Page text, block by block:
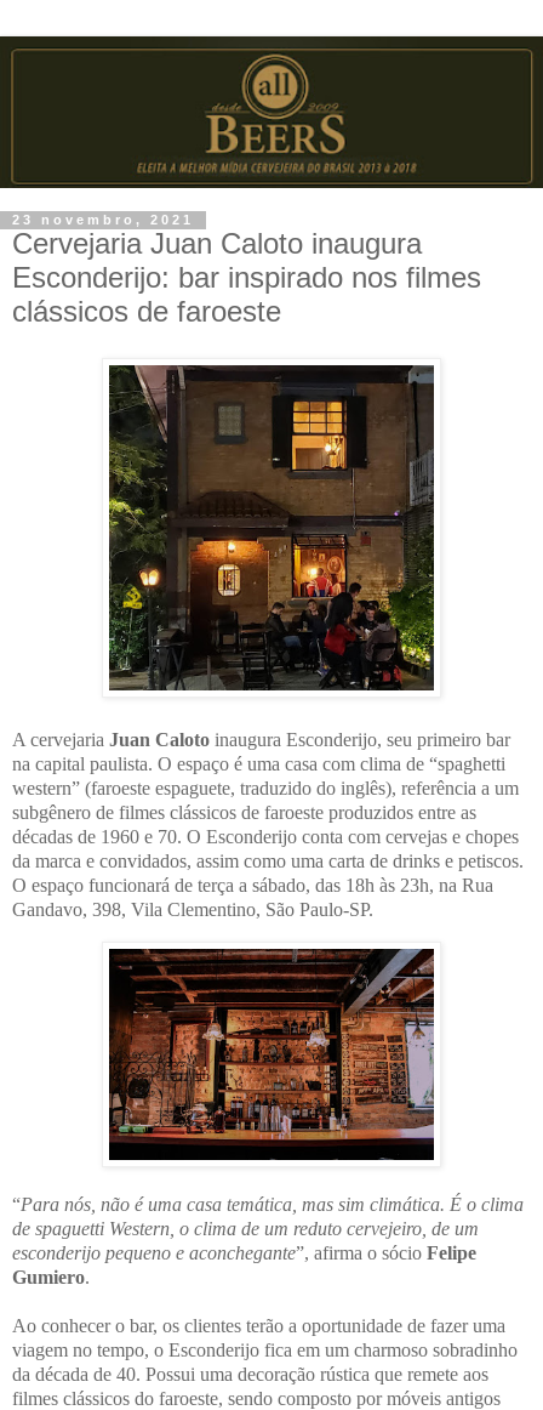
23 novembro, 2021
Cervejaria Juan Caloto inaugura
Esconderijo: bar inspirado nos filmes
clássicos de faroeste
A cervejaria Juan Caloto inaugura Esconderijo, seu primeiro bar
na capital paulista. O espaço é uma casa com clima de “spaghetti
western” (faroeste espaguete, traduzido do inglês), referência a um
subgênero de filmes clássicos de faroeste produzidos entre as
décadas de 1960 e 70. O Esconderijo conta com cervejas e chopes
da marca e convidados, assim como uma carta de drinks e petiscos.
O espaço funcionará de terça a sábado, das 18h às 23h, na Rua
Gandavo, 398, Vila Clementino, São Paulo-SP.
“Para nós, não é uma casa temática, mas sim climática. É o clima
de spaguetti Western, o clima de um reduto cervejeiro, de um
esconderijo pequeno e aconchegante”, afirma o sócio Felipe
Gumiero.
Ao conhecer o bar, os clientes terão a oportunidade de fazer uma
viagem no tempo, o Esconderijo fica em um charmoso sobradinho
da década de 40. Possui uma decoração rústica que remete aos
filmes clássicos do faroeste, sendo composto por móveis antigos